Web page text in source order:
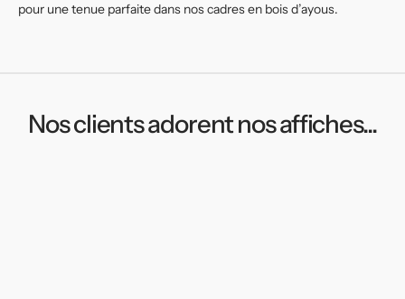
pour une tenue parfaite dans nos cadres en bois d’ayous.
Nos clients adorent nos affiches...